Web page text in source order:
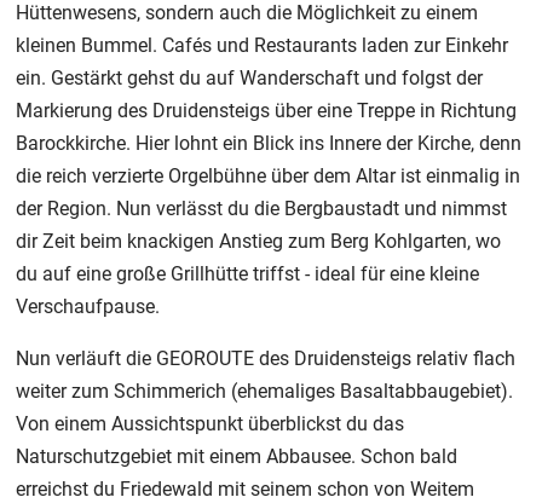
Hüttenwesens, sondern auch die Möglichkeit zu einem
kleinen Bummel. Cafés und Restaurants laden zur Einkehr
ein. Gestärkt gehst du auf Wanderschaft und folgst der
Markierung des Druidensteigs über eine Treppe in Richtung
Barockkirche. Hier lohnt ein Blick ins Innere der Kirche, denn
die reich verzierte Orgelbühne über dem Altar ist einmalig in
der Region. Nun verlässt du die Bergbaustadt und nimmst
dir Zeit beim knackigen Anstieg zum Berg Kohlgarten, wo
du auf eine große Grillhütte triffst - ideal für eine kleine
Verschaufpause.
Nun verläuft die GEOROUTE des Druidensteigs relativ flach
weiter zum Schimmerich (ehemaliges Basaltabbaugebiet).
Von einem Aussichtspunkt überblickst du das
Naturschutzgebiet mit einem Abbausee. Schon bald
erreichst du Friedewald mit seinem schon von Weitem